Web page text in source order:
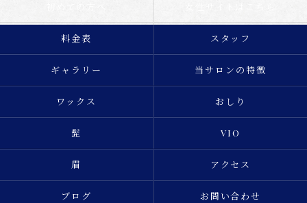
女性サイトはこちら
料金表 スタッフ
ギャラリー 当サロンの特徴
ワックス おしり
髭 VIO
眉 アクセス
ブログ お問い合わせ